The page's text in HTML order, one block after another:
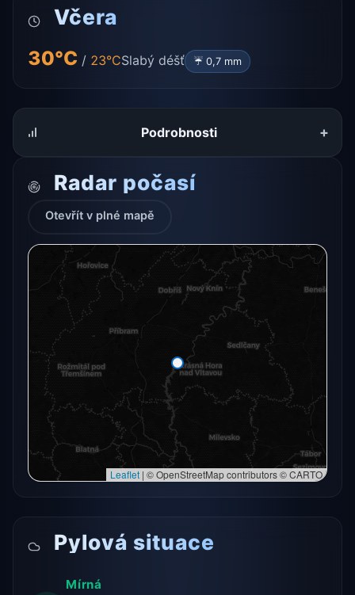
Včera
30°C / 23°CSlabý déšť ☔ 0,7 mm
Podrobnosti +
Radar počasí
Otevřít v plné mapě
Radarový snímek momentálně není dostupný.
Otevřít v plné mapě
Zkusit znovu
Otevřít v plné mapě →
Leaflet | © OpenStreetMap contributors © CARTO
Pylová situace
Mírná